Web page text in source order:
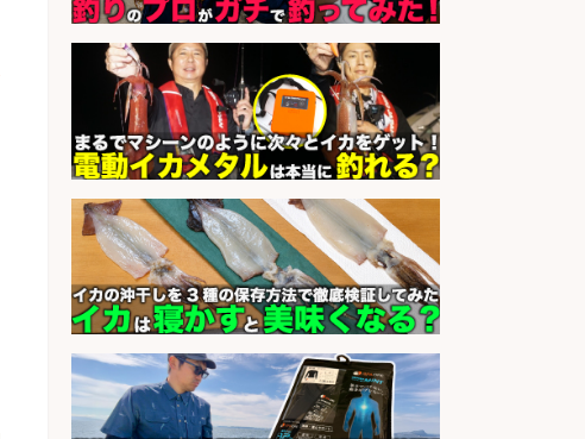
会社名 オーケー株式会社
sponsored by 求人ボックス
レジカウンター/お釣りの計算不要
の簡単レジ 未経験も安心の研修あり
1日2h
会社名 オーケー株式会社
sponsored by 求人ボックス
レジカウンター/夕方勤務で時給UP
お釣りの計算不要の簡単レジ1日2時
間
会社名 オーケー株式会社